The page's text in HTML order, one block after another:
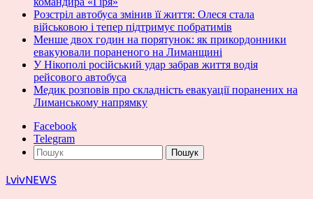
Розстріл автобуса змінив її життя: Олеся стала
військовою і тепер підтримує побратимів
Менше двох годин на порятунок: як прикордонники
евакуювали пораненого на Лиманщині
У Нікополі російський удар забрав життя водія
рейсового автобуса
Медик розповів про складність евакуації поранених на
Лиманському напрямку
Facebook
Telegram
Пошук
LvivNEWS